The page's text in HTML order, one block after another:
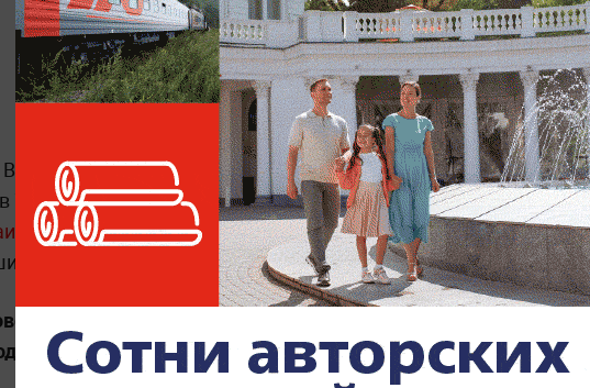
Зеленский присвоил одному из подразделений ВСУ
УПА*». В ответпольский президент Кароль Навроцкий тут же
политика высшего ордена Белого орлаи потребовал
название. Киев отказался.
геополитики, заявления мировых лидеров и
дипломатия — в разделе «Мировая политика» на Life.ru